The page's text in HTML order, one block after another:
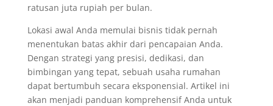
ratusan juta rupiah per bulan.
Lokasi awal Anda memulai bisnis tidak pernah
menentukan batas akhir dari pencapaian Anda.
Dengan strategi yang presisi, dedikasi, dan
bimbingan yang tepat, sebuah usaha rumahan
dapat bertumbuh secara eksponensial. Artikel ini
akan menjadi panduan komprehensif Anda untuk